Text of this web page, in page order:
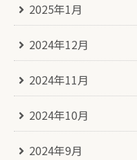
2025年1月
2024年12月
2024年11月
2024年10月
2024年9月